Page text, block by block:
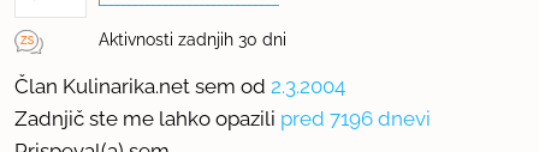
Aktivnosti zadnjih 30 dni
Član Kulinarika.net sem od 2.3.2004
Zadnjič ste me lahko opazili pred 7196 dnevi